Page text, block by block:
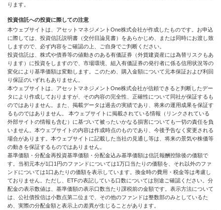
ります。
投資信託への投資に際しての注意
本ウェブサイトは、アセットマネジメントOne株式会社が作成したものです。お申込
に際しては、投資信託説明書（交付目論見書）をあらかじめ、または同時にお渡し致
しますので、必ず内容をご確認の上、ご自身でご判断ください。
投資信託は、株式や債券等の値動きのある有価証券（外貨建資産には為替リスクもあ
ります）に投資をしますので、市場環境、組入有価証券の発行者に係る信用状況等の
変化により基準価額は変動します。このため、購入金額について元本保証および利回
り保証のいずれもありません。
本ウェブサイトは、アセットマネジメントOne株式会社が信頼できると判断したデー
タにより作成しておりますが、その内容の完全性、正確性について同社が保証するも
のではありません。また、掲載データは過去の実績であり、将来の運用成果を保証す
るものではありません。 本ウェブサイトに掲載されている情報（リンクされている
外部サイトの情報も含む）に基づいて被ったいかなる損害についても一切の責任を負
いません。本ウェブサイトの内容は作成時点のものであり、今後予告なく変更される
場合があります。本ウェブサイトに記載した当社の見通し等は、将来の景気や株価等
の動きを保証するものではありません。
基準価額・分配金再投資基準価額・分配金込み基準価額は信託報酬控除後の価額で
す。当初元本が1口1円のファンドについては1万口当たりの価額を、それ以外のファ
ンドについては1口あたりの価額を表示しています。換金時の費用・税金等は考慮し
ておりません。ただし、ETFの表記している口数については別途ご確認ください。分
配金の表示数値は、基準価額の表示口数当たり課税前の金額です。表示方法について
は、公社債投信は小数点第二位まで、その他のファンドは整数部のみとしているた
め、実際の分配金額と表示上の差異が生じることがあります。